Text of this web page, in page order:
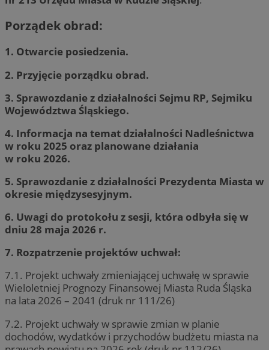
Porządek obrad:
1. Otwarcie posiedzenia.
2. Przyjęcie porządku obrad.
3. Sprawozdanie z działalności Sejmu RP, Sejmiku
Województwa Śląskiego.
4. Informacja na temat działalności Nadleśnictwa
w roku 2025 oraz planowane działania
w roku 2026.
5. Sprawozdanie z działalności Prezydenta Miasta w
okresie międzysesyjnym.
6. Uwagi do protokołu z sesji, która odbyła się w
dniu 28 maja 2026 r.
7. Rozpatrzenie projektów uchwał:
7.1. Projekt uchwały zmieniającej uchwałę w sprawie
Wieloletniej Prognozy Finansowej Miasta Ruda Śląska
na lata 2026 – 2041 (druk nr 111/26)
7.2. Projekt uchwały w sprawie zmian w planie
dochodów, wydatków i przychodów budżetu miasta na